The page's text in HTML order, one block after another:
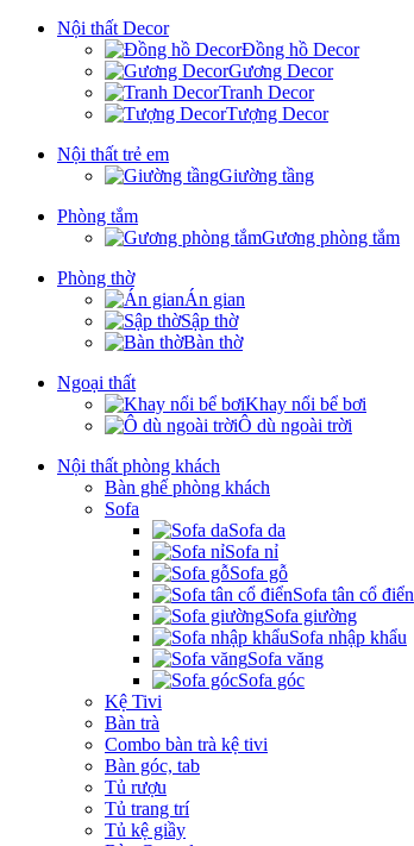
Nội thất Decor
Đồng hồ Decor
Gương Decor
Tranh Decor
Tượng Decor
Nội thất trẻ em
Giường tầng
Phòng tắm
Gương phòng tắm
Phòng thờ
Án gian
Sập thờ
Bàn thờ
Ngoại thất
Khay nổi bể bơi
Ô dù ngoài trời
Nội thất phòng khách
Bàn ghế phòng khách
Sofa
Sofa da
Sofa nỉ
Sofa gỗ
Sofa tân cổ điển
Sofa giường
Sofa nhập khẩu
Sofa văng
Sofa góc
Kệ Tivi
Bàn trà
Combo bàn trà kệ tivi
Bàn góc, tab
Tủ rượu
Tủ trang trí
Tủ kệ giầy